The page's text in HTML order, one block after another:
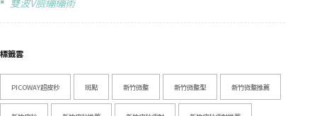
雙波V臉繃繃術
標籤雲
PICOWAY超皮秒 斑點 新竹微整 新竹微整型 新竹微整推薦